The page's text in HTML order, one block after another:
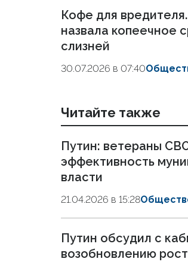
Кофе для
назвала копеечное
слизней
30.07.2026 в 07:40
Читайте также
Путин: ветераны
эффективность
власти
21.04.2026 в 15:28
Путин обсудил с
возобновлению